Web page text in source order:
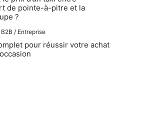
de pointe-à-pitre et la
?
/ Entreprise
pour réussir votre achat